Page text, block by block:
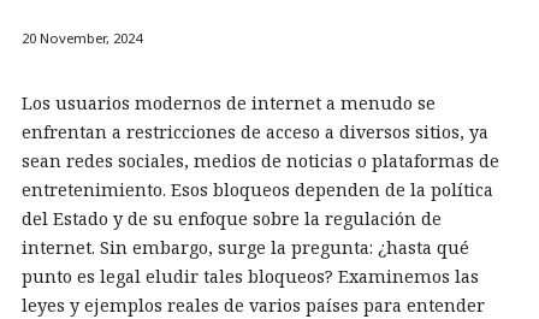
20 November, 2024
Los usuarios modernos de internet a menudo se
enfrentan a restricciones de acceso a diversos sitios, ya
sean redes sociales, medios de noticias o plataformas de
entretenimiento. Esos bloqueos dependen de la política
del Estado y de su enfoque sobre la regulación de
internet. Sin embargo, surge la pregunta: ¿hasta qué
punto es legal eludir tales bloqueos? Examinemos las
leyes y ejemplos reales de varios países para entender